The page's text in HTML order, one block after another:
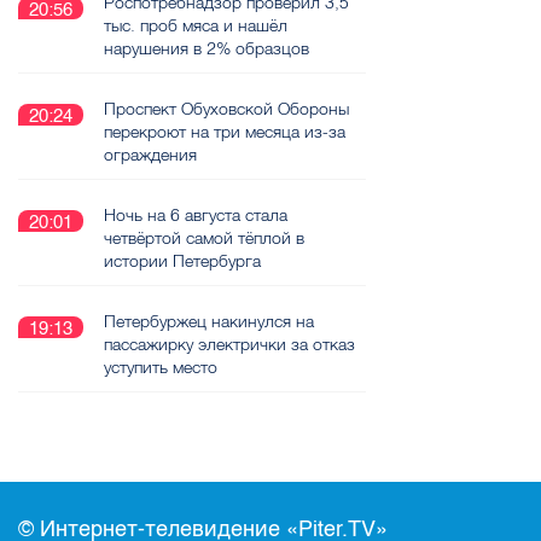
20:56
тыс. проб мяса и нашёл
нарушения в 2% образцов
20:24
Проспект Обуховской Обороны
перекроют на три месяца из-за
ограждения
20:01
Ночь на 6 августа стала
четвёртой самой тёплой в
истории Петербурга
19:13
Петербуржец накинулся на
пассажирку электрички за отказ
уступить место
© Интернет-телевидение «Piter.TV»